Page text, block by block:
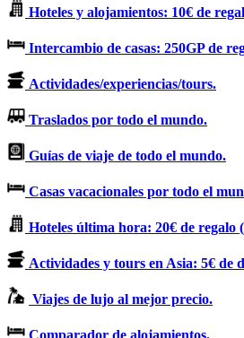
Hoteles y alojamientos: 10€ de
Intercambio de casas: 250GP de
Actividades/experiencias/tours.
Traslados por todo el mundo.
Guías de viaje de todo el mundo.
Casas vacacionales por todo el
Hoteles última hora: 20€ de
Actividades y tours en Asia: 5€ de
Viajes de lujo al mejor precio.